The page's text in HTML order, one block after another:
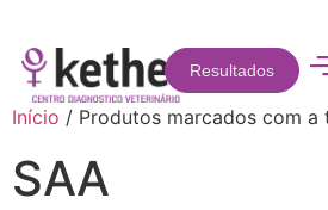
Resultados
Início / Produtos marcados com a
SAA